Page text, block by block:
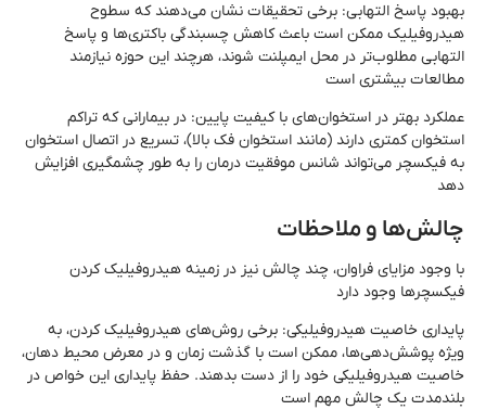
بهبود پاسخ التهابی: برخی تحقیقات نشان می‌دهند که سطوح
هیدروفیلیک ممکن است باعث کاهش چسبندگی باکتری‌ها و پاسخ
التهابی مطلوب‌تر در محل ایمپلنت شوند، هرچند این حوزه نیازمند
مطالعات بیشتری است
عملکرد بهتر در استخوان‌های با کیفیت پایین: در بیمارانی که تراکم
استخوان کمتری دارند (مانند استخوان فک بالا)، تسریع در اتصال استخوان
به فیکسچر می‌تواند شانس موفقیت درمان را به طور چشمگیری افزایش
دهد
چالش‌ها و ملاحظات
با وجود مزایای فراوان، چند چالش نیز در زمینه هیدروفیلیک کردن
فیکسچرها وجود دارد
پایداری خاصیت هیدروفیلیکی: برخی روش‌های هیدروفیلیک کردن، به
ویژه پوشش‌دهی‌ها، ممکن است با گذشت زمان و در معرض محیط دهان،
خاصیت هیدروفیلیکی خود را از دست بدهند. حفظ پایداری این خواص در
بلندمدت یک چالش مهم است